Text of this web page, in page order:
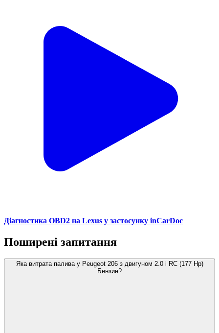
Діагностика OBD2 на Lexus у застосунку inCarDoc
Поширені запитання
Яка витрата палива у Peugeot 206 з двигуном 2.0 i RC (177 Hp)
Бензин?